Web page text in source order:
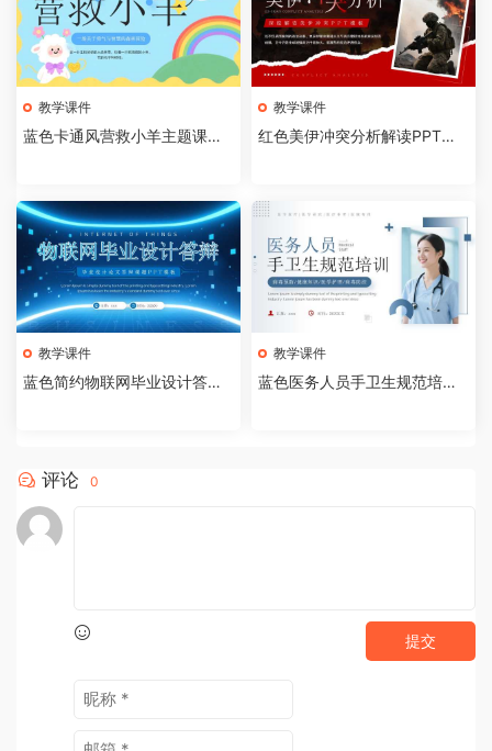
教学课件
蓝色卡通风营救小羊主题课件P
教学课件
红色美伊冲突分析解读PPT模
教学课件
蓝色简约物联网毕业设计答辩P
教学课件
蓝色医务人员手卫生规范培训
评论 0
提交